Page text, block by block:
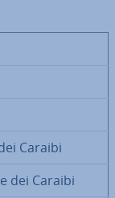
Caraibi
dei Caraibi